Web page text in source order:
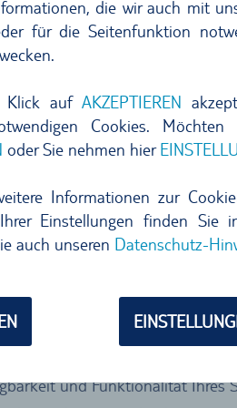
die wir auch mit
für die Seitenfunktion
Klick auf AKZEPTIEREN
Cookies.
oder Sie nehmen hier
Informationen zur
Einstellungen finden Sie
auch unseren Datenschutz-
ist.
Ihre E-Mail-Adresse sowie
Zugangscodes per E-
auf Ihr e-SIM-fähiges
Beim erneuten Öffnen ist
beantragt und innerhalb von
Die Betreuung erfolgt über
und Funktionalität